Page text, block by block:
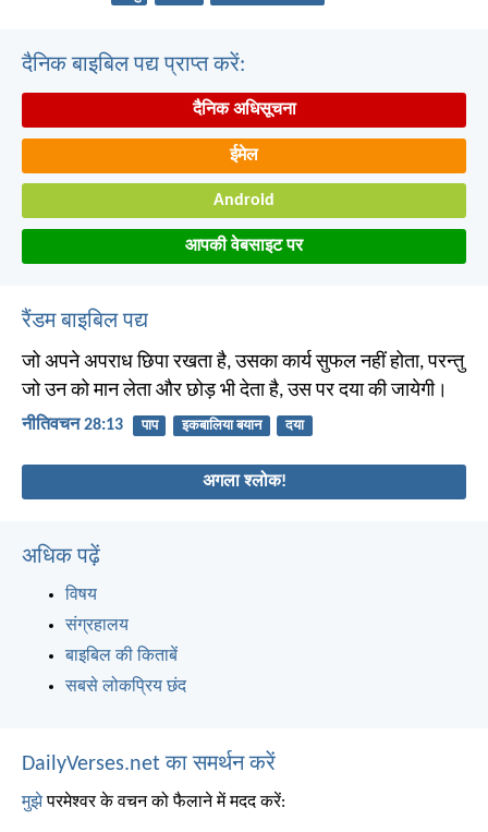
दैनिक बाइबिल पद्य प्राप्त करें:
दैनिक अधिसूचना
ईमेल
Android
आपकी वेबसाइट पर
रैंडम बाइबिल पद्य
जो अपने अपराध छिपा रखता है, उसका कार्य सुफल नहीं होता, परन्तु
जो उन को मान लेता और छोड़ भी देता है, उस पर दया की जायेगी।
नीतिवचन 28:13 पाप इकबालिया बयान दया
अगला श्लोक!
अधिक पढ़ें
विषय
संग्रहालय
बाइबिल की किताबें
सबसे लोकप्रिय छंद
DailyVerses.net का समर्थन करें
मुझेपरमेश्वर के वचन को फैलाने में मदद करें: